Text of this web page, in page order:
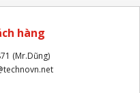
hàng
(Mr.Dũng)